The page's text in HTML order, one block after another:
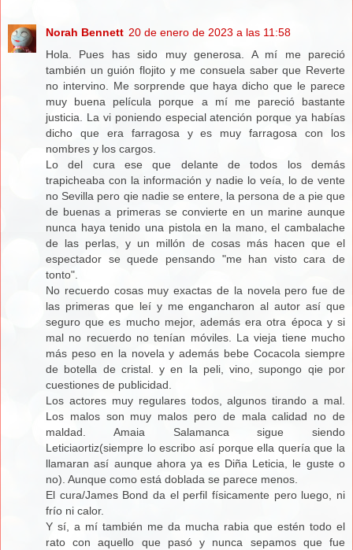
Norah Bennett 20 de enero de 2023 a las 11:58
Hola. Pues has sido muy generosa. A mí me pareció
también un guión flojito y me consuela saber que Reverte
no intervino. Me sorprende que haya dicho que le parece
muy buena película porque a mí me pareció bastante
justicia. La vi poniendo especial atención porque ya habías
dicho que era farragosa y es muy farragosa con los
nombres y los cargos.
Lo del cura ese que delante de todos los demás
trapicheaba con la información y nadie lo veía, lo de vente
no Sevilla pero qie nadie se entere, la persona de a pie que
de buenas a primeras se convierte en un marine aunque
nunca haya tenido una pistola en la mano, el cambalache
de las perlas, y un millón de cosas más hacen que el
espectador se quede pensando "me han visto cara de
tonto".
No recuerdo cosas muy exactas de la novela pero fue de
las primeras que leí y me engancharon al autor así que
seguro que es mucho mejor, además era otra época y si
mal no recuerdo no tenían móviles. La vieja tiene mucho
más peso en la novela y además bebe Cocacola siempre
de botella de cristal. y en la peli, vino, supongo qie por
cuestiones de publicidad.
Los actores muy regulares todos, algunos tirando a mal.
Los malos son muy malos pero de mala calidad no de
maldad. Amaia Salamanca sigue siendo
Leticiaortiz(siempre lo escribo así porque ella quería que la
llamaran así aunque ahora ya es Diña Leticia, le guste o
no). Aunque como está doblada se parece menos.
El cura/James Bond da el perfil físicamente pero luego, ni
frío ni calor.
Y sí, a mí también me da mucha rabia que estén todo el
rato con aquello que pasó y nunca sepamos que fue